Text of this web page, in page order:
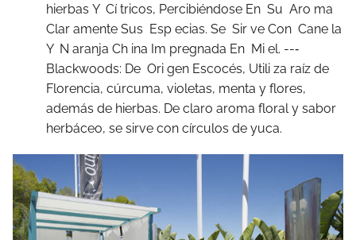
hierbas Y Cí tricos, Percibiéndose En Su Aro ma
Clar amente Sus Esp ecias. Se Sir ve Con Cane la
Y N aranja Ch ina Im pregnada En Mi el. --‐
Blackwoods: De Ori gen Escocés, Utili za raíz de
Florencia, cúrcuma, violetas, menta y flores,
además de hierbas. De claro aroma floral y sabor
herbáceo, se sirve con círculos de yuca.